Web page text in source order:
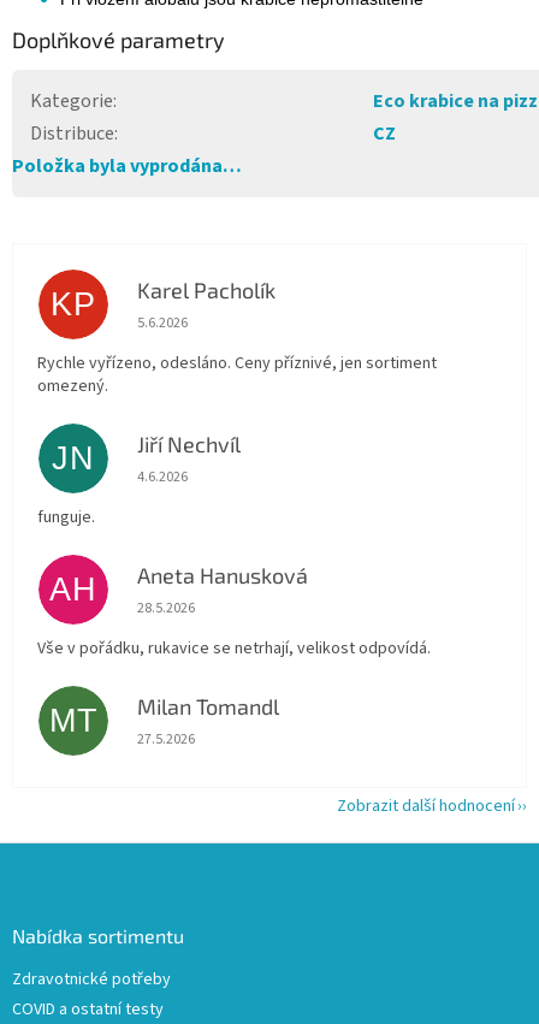
Doplňkové parametry
Kategorie:
Eco krabice na
Distribuce:
CZ
Položka byla vyprodána…
KP Karel Pacholík
Hodnocení obchodu je 4 z 5 hvězdiček.
5.6.2026
Rychle vyřízeno, odesláno. Ceny příznivé, jen sortiment
omezený.
JN Jiří Nechvíl
Hodnocení obchodu je 5 z 5 hvězdiček.
4.6.2026
funguje.
AH Aneta Hanusková
Hodnocení obchodu je 5 z 5 hvězdiček.
28.5.2026
Vše v pořádku, rukavice se netrhají, velikost odpovídá.
MT Milan Tomandl
Hodnocení obchodu je 5 z 5 hvězdiček.
27.5.2026
Zobrazit další hodnocení
Nabídka sortimentu
Zdravotnické potřeby
COVID a ostatní testy